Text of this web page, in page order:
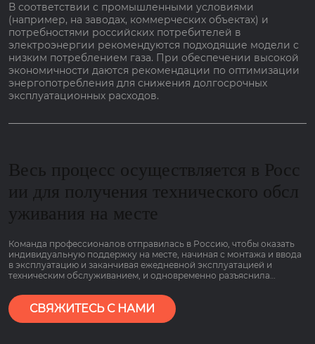
В соответствии с промышленными условиями
(например, на заводах, коммерческих объектах) и
потребностями российских потребителей в
электроэнергии рекомендуются подходящие модели с
низким потреблением газа. При обеспечении высокой
экономичности даются рекомендации по оптимизации
энергопотребления для снижения долгосрочных
эксплуатационных расходов.
Весь процесс осуществляется в Росс
ии для получения технического обсл
уживания на месте
Команда профессионалов отправилась в Россию, чтобы оказать
индивидуальную поддержку на месте, начиная с монтажа и ввода
в эксплуатацию и заканчивая ежедневной эксплуатацией и
техническим обслуживанием, и одновременно разъяснила
потреблением газа и гарантией сроком на 2 года, чтобы клиенты
могли пользоваться им болеею спокойно.
СВЯЖИТЕСЬ С НАМИ